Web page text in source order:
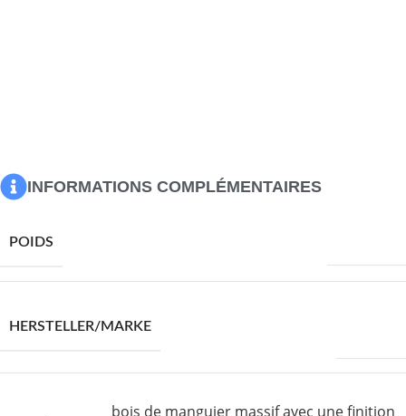
INFORMATIONS COMPLÉMENTAIRES
POIDS
HERSTELLER/MARKE
bois de manguier massif avec une finition